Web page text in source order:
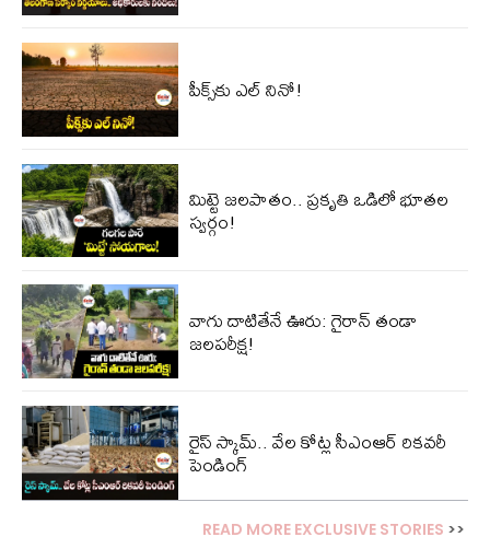
పీక్స్‌కు ఎల్‌ నినో!
మిట్టె జలపాతం.. ప్రకృతి ఒడిలో భూతల
స్వర్గం!
వాగు దాటితేనే ఊరు: గైరాన్ తండా
జలపరీక్ష!
రైస్ స్కామ్.. వేల కోట్ల‌ సీఎంఆర్ రికవరీ
పెండింగ్
READ MORE EXCLUSIVE STORIES >>